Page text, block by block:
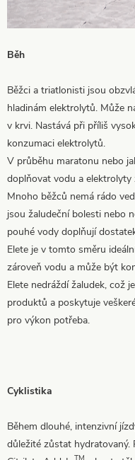
Běh
Běžci a triatlonisti jsou
hladinám elektrolytů. Může
v krvi. Nastává při příliš
konzumaci elektrolytů.
V průběhu maratonu nebo
doplňovat vodu a
Mnoho běžců nemá rádo
jsou žaludeční bolesti nebo
pouhé vody doplňují
Elete je v tomto směru
zároveň vodu a může být
Elete nedráždí žaludek, což
produktů a poskytuje
pro výkon potřeba.
Cyklistika
Během dlouhé, intenzivní
důležité zůstat hydratovaný.